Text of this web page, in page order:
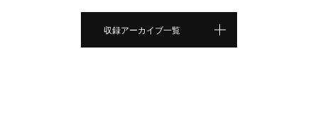
収録アーカイブ一覧